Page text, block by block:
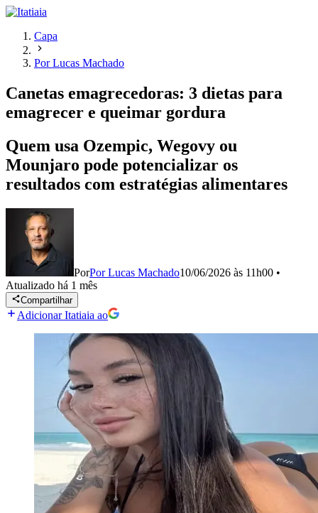
Capa
Por Lucas Machado
Canetas emagrecedoras: 3 dietas para
emagrecer e queimar gordura
Quem usa Ozempic, Wegovy ou
Mounjaro pode potencializar os
resultados com estratégias alimentares
PorPor Lucas Machado10/06/2026 às 11h00 •
Atualizado há 1 mês
Compartilhar
Adicionar Itatiaia ao